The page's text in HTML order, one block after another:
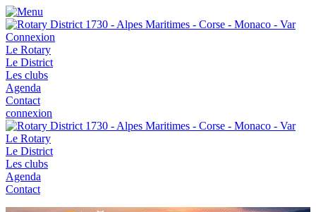
Connexion
Le Rotary
Le District
Les clubs
Agenda
Contact
connexion
Le Rotary
Le District
Les clubs
Agenda
Contact